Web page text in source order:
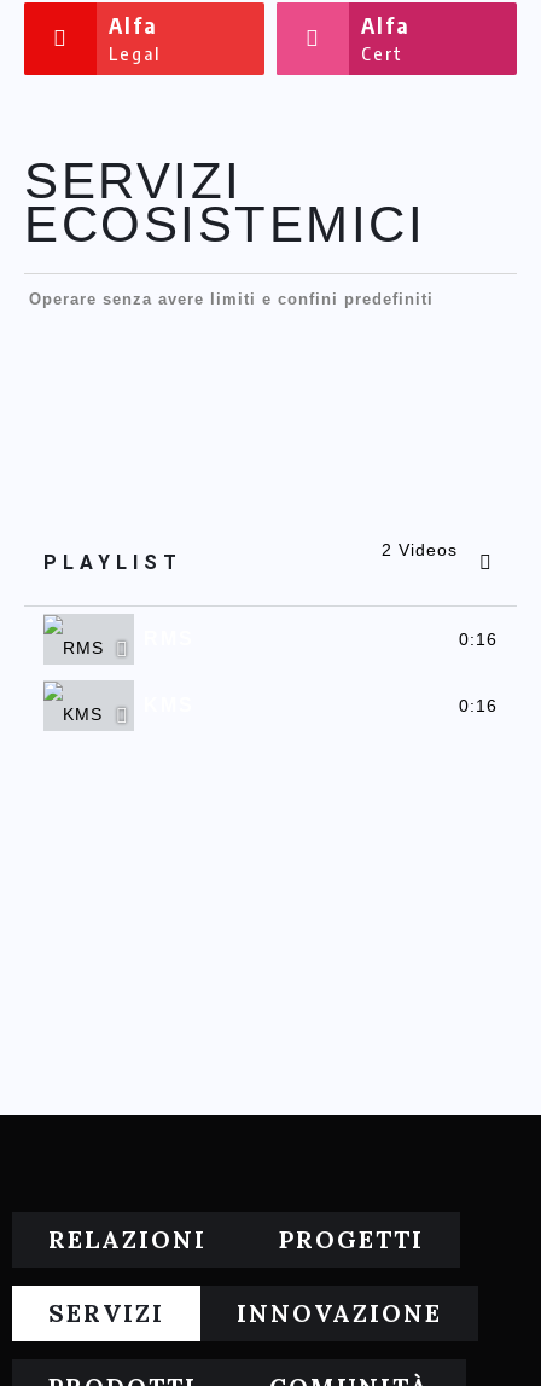
Alfa
Legal
Alfa
Cert
SERVIZI
ECOSISTEMICI
Operare senza avere limiti e confini predefiniti
PLAYLIST
2 Videos
0:16
0:16
RELAZIONI PROGETTI
SERVIZI INNOVAZIONE